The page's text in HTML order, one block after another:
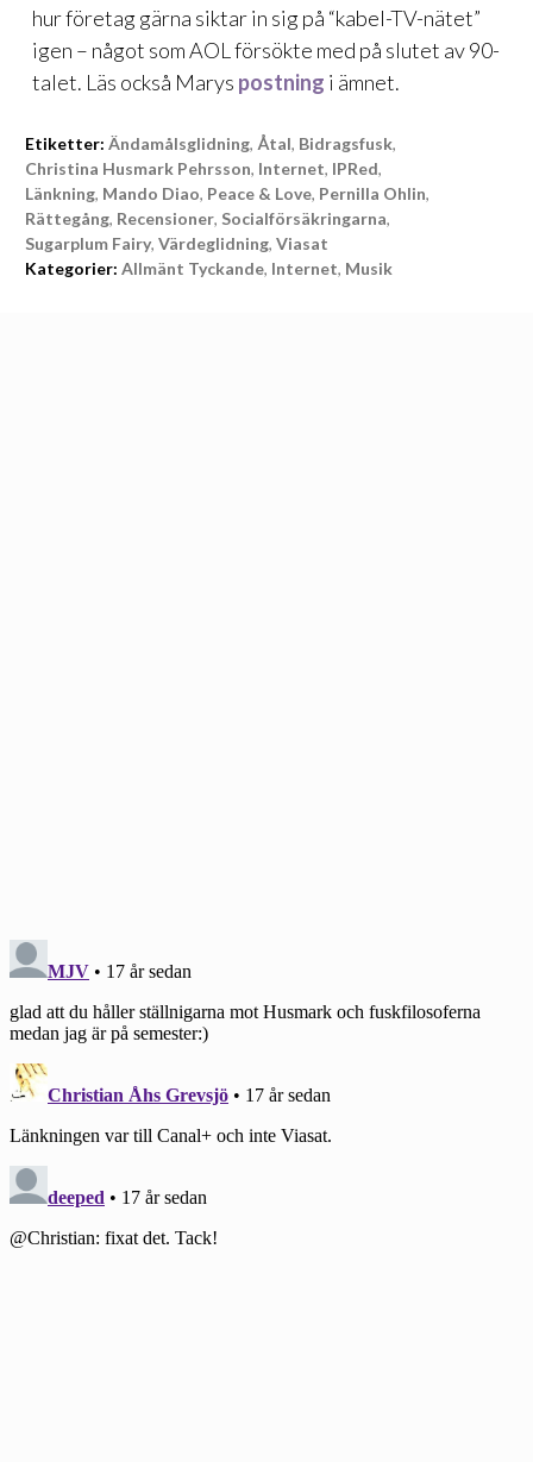
hur företag gärna siktar in sig på “kabel-TV-nätet”
igen – något som AOL försökte med på slutet av 90-
talet. Läs också Marys postning i ämnet.
Etiketter: Ändamålsglidning, Åtal, Bidragsfusk,
Christina Husmark Pehrsson, Internet, IPRed,
Länkning, Mando Diao, Peace & Love, Pernilla Ohlin,
Rättegång, Recensioner, Socialförsäkringarna,
Sugarplum Fairy, Värdeglidning, Viasat
Kategorier: Allmänt Tyckande, Internet, Musik